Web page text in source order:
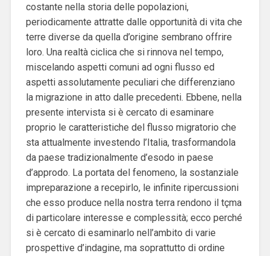
costante nella storia delle popolazioni,
periodicamente attratte dalle opportunità di vita che
terre diverse da quella d’origine sembrano offrire
loro. Una realtà ciclica che si rinnova nel tempo,
miscelando aspetti comuni ad ogni flusso ed
aspetti assolutamente peculiari che differenziano
la migrazione in atto dalle precedenti. Ebbene, nella
presente intervista si è cercato di esaminare
proprio le caratteristiche del flusso migratorio che
sta attualmente investendo l’Italia, trasformandola
da paese tradizionalmente d’esodo in paese
d’approdo. La portata del fenomeno, la sostanziale
impreparazione a recepirlo, le infinite ripercussioni
che esso produce nella nostra terra rendono il tçma
di particolare interesse e complessità; ecco perché
si è cercato di esaminarlo nell’ambito di varie
prospettive d’indagine, ma soprattutto di ordine